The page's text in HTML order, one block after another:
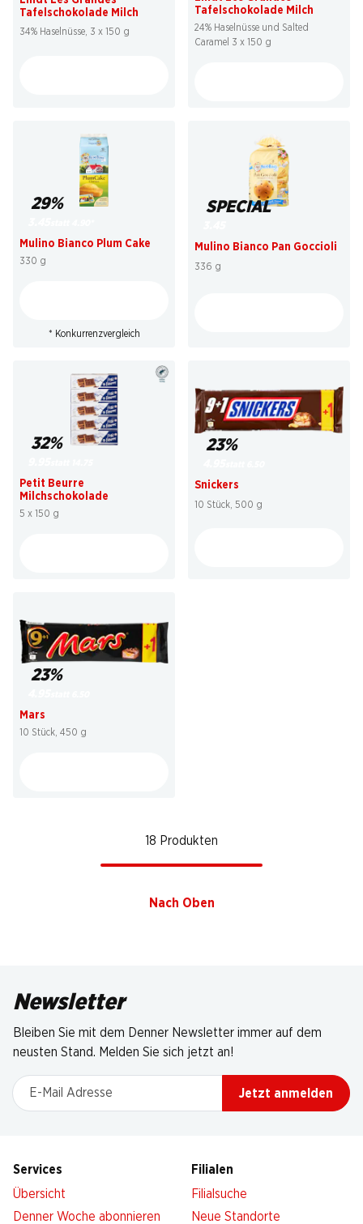
Tafelschokolade Milch
34% Haselnüsse, 3 x 150 g
Tafelschokolade Milch
24% Haselnüsse und Salted
Caramel 3 x 150 g
29%
Mulino Bianco Plum Cake
330 g
* Konkurrenzvergleich
SPECIAL
Mulino Bianco Pan Goccioli
336 g
32%
Petit Beurre
Milchschokolade
5 x 150 g
23%
Snickers
10 Stück, 500 g
23%
Mars
10 Stück, 450 g
18 Produkten
Nach Oben
Newsletter
Bleiben Sie mit dem Denner Newsletter immer auf dem
neusten Stand. Melden Sie sich jetzt an!
E-Mail Adresse
Jetzt anmelden
Services
Übersicht
Denner Woche abonnieren
Filialen
Filialsuche
Neue Standorte